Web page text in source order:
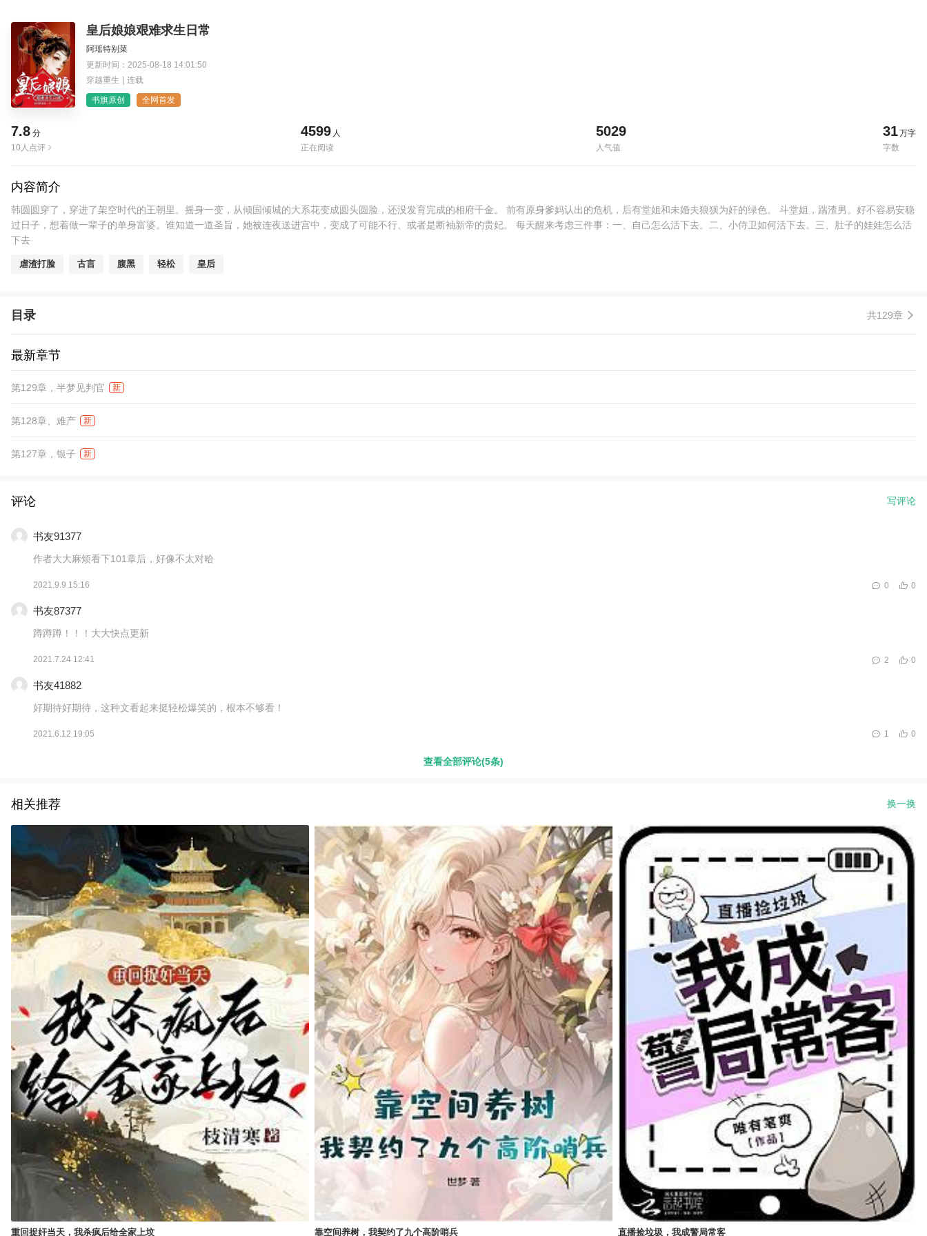
皇后娘娘艰难求生日常
阿瑶特别菜
更新时间：2025-08-18 14:01:50
穿越重生
连载
书旗原创 全网首发
7.8 分
10人点评
4599 人
正在阅读
5029
人气值
31万字
字数
内容简介
韩圆圆穿了，穿进了架空时代的王朝里。摇身一变，从倾国倾城的大系花变成圆头圆脸，还没发育完成的相府千金。 前有原身爹妈认出的危机，后有堂姐和未婚夫狼狈为奸的绿色。 斗堂姐，踹渣男。好不容易安稳
过日子，想着做一辈子的单身富婆。谁知道一道圣旨，她被连夜送进宫中，变成了可能不行、或者是断袖新帝的贵妃。 每天醒来考虑三件事：一、自己怎么活下去。二、小侍卫如何活下去。三、肚子的娃娃怎么活
下去
虐渣打脸 古言 腹黑 轻松 皇后
目录 共129章
最新章节
第129章，半梦见判官 新
第128章、难产 新
第127章，银子 新
评论 写评论
书友91377
作者大大麻烦看下101章后，好像不太对哈
2021.9.9 15:16 0
0
书友87377
蹲蹲蹲！！！大大快点更新
2021.7.24 12:41 0
2
书友41882
好期待好期待，这种文看起来挺轻松爆笑的，根本不够看！
2021.6.12 19:05 0
1
查看全部评论(5条)
相关推荐 换一换
重回捉奸当天，我杀疯后给全家上坟 靠空间养树，我契约了九个高阶哨兵 直播捡垃圾，我成警局常客